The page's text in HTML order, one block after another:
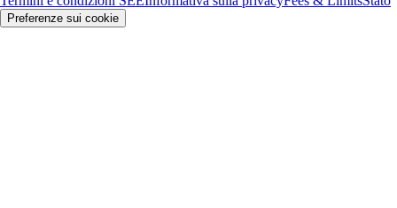
Preferenze sui cookie